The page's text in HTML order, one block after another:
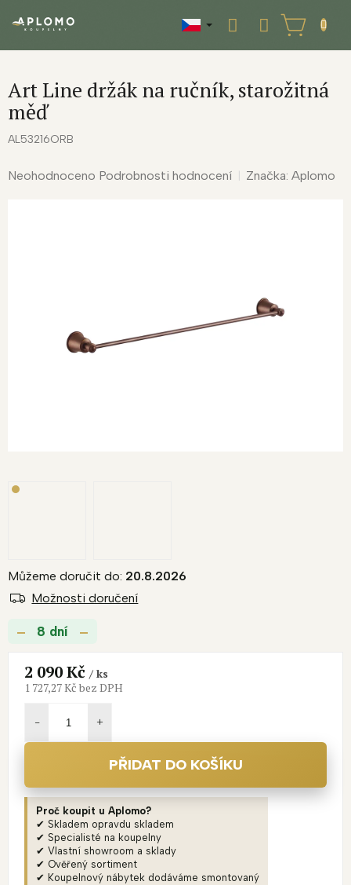
NÁKUPNÍ
KOŠÍK
Art Line držák na ručník, starožitná
měď
AL53216ORB
Průměrné
Neohodnoceno Podrobnosti hodnocení Značka: Aplomo
8 dní
Můžeme doručit do: 20.8.2026
Možnosti doručení
2 090 Kč/ ks
1 727,27 Kč bez DPH
PŘIDAT DO KOŠÍKU
Proč koupit u Aplomo?
✔ Skladem opravdu skladem
✔ Specialisté na koupelny
✔ Vlastní showroom a sklady
✔ Ověřený sortiment
✔ Koupelnový nábytek dodáváme smontovaný